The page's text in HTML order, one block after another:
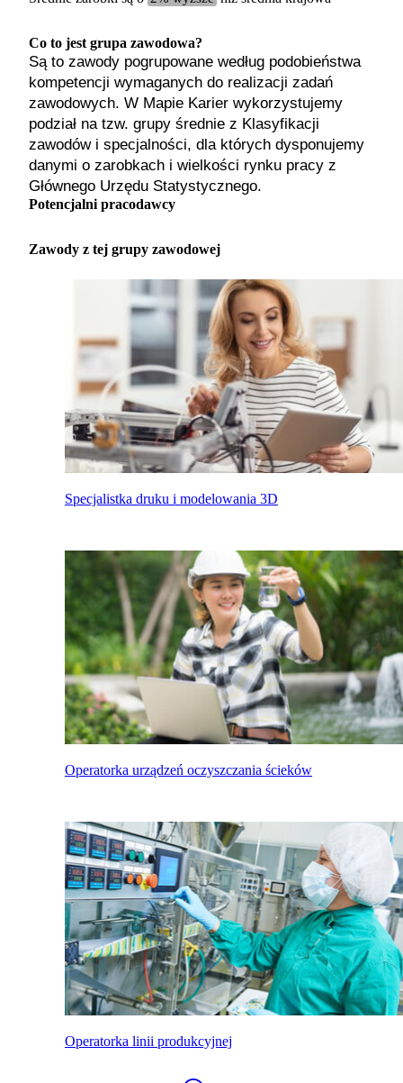
Co to jest grupa zawodowa?
Są to zawody pogrupowane według podobieństwa
kompetencji wymaganych do realizacji zadań
zawodowych. W Mapie Karier wykorzystujemy
podział na tzw. grupy średnie z Klasyfikacji
zawodów i specjalności, dla których dysponujemy
danymi o zarobkach i wielkości rynku pracy z
Głównego Urzędu Statystycznego.
Potencjalni pracodawcy
Zawody z tej grupy zawodowej
Specjalistka druku i modelowania 3D
Operatorka urządzeń oczyszczania ścieków
Operatorka linii produkcyjnej